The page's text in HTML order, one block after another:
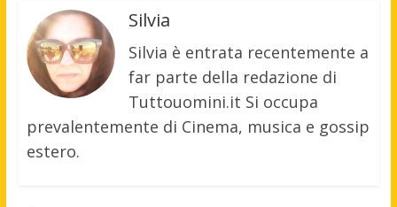
Silvia
Silvia è entrata recentemente a
far parte della redazione di
Tuttouomini.it Si occupa
prevalentemente di Cinema, musica e gossip
estero.